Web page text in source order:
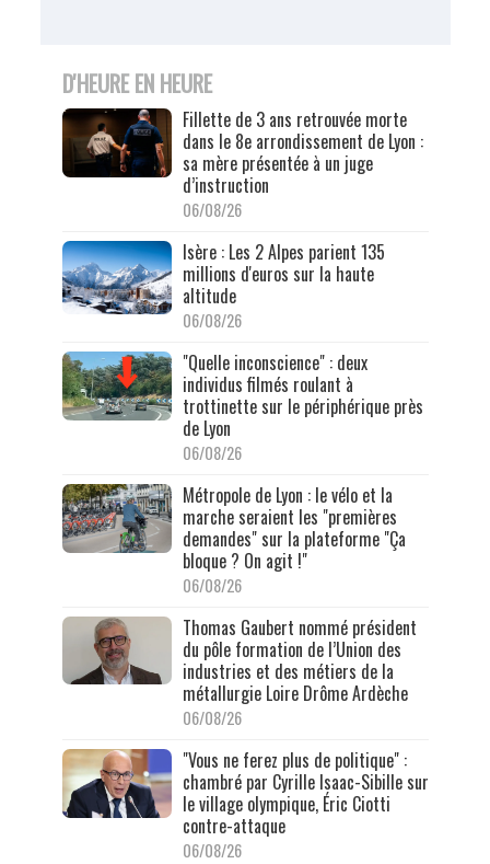
D'HEURE EN HEURE
Fillette de 3 ans retrouvée morte
dans le 8e arrondissement de Lyon :
sa mère présentée à un juge
d’instruction
06/08/26
Isère : Les 2 Alpes parient 135
millions d'euros sur la haute
altitude
06/08/26
"Quelle inconscience" : deux
individus filmés roulant à
trottinette sur le périphérique près
de Lyon
06/08/26
Métropole de Lyon : le vélo et la
marche seraient les "premières
demandes" sur la plateforme "Ça
bloque ? On agit !"
06/08/26
Thomas Gaubert nommé président
du pôle formation de l’Union des
industries et des métiers de la
métallurgie Loire Drôme Ardèche
06/08/26
"Vous ne ferez plus de politique" :
chambré par Cyrille Isaac-Sibille sur
le village olympique, Éric Ciotti
contre-attaque
06/08/26